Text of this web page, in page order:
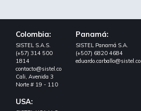
Colombia:
SISTEL S.A.S.
(+57) 314 500
1814
contacto@sistel.co
Cali, Avenida 3
Norte # 19 - 110
Panamá:
SISTEL Panamá S.A.
(+507) 6820 4684
eduardo.carballo@sistel.co
USA: